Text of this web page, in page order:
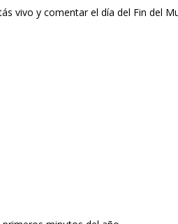
vivo y comentar el día del Fin del